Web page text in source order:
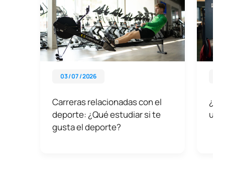
03 / 07 / 2026
Carreras relacionadas con el
deporte: ¿Qué estudiar si te
gusta el deporte?